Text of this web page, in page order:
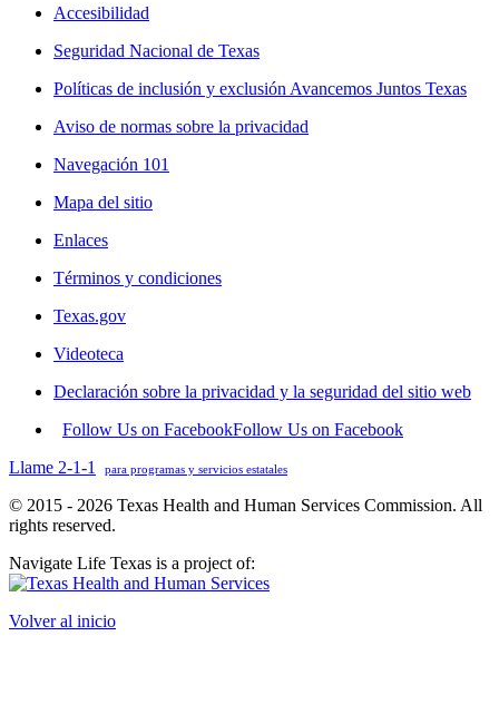
Accesibilidad
Seguridad Nacional de Texas
Políticas de inclusión y exclusión Avancemos Juntos Texas
Aviso de normas sobre la privacidad
Navegación 101
Mapa del sitio
Enlaces
Términos y condiciones
Texas.gov
Videoteca
Declaración sobre la privacidad y la seguridad del sitio web
Follow Us on FacebookFollow Us on Facebook
Llame 2-1-1
para programas y servicios estatales
© 2015 - 2026 Texas Health and Human Services Commission. All
rights reserved.
Navigate Life Texas is a project of:
Volver al inicio